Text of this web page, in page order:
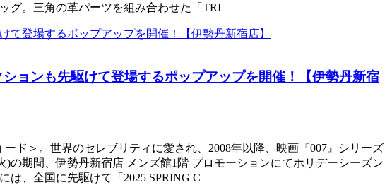
グ。三角の革パーツを組み合わせた「TRI
ョンも先駆けて登場するポップアップを開催！【伊勢丹新宿
ド＞。世界のセレブリティに愛され、2008年以降、映画『007』シリーズ
の期間、伊勢丹新宿店 メンズ館1階 プロモーションにてホリデーシーズン
、全国に先駆けて「2025 SPRING C